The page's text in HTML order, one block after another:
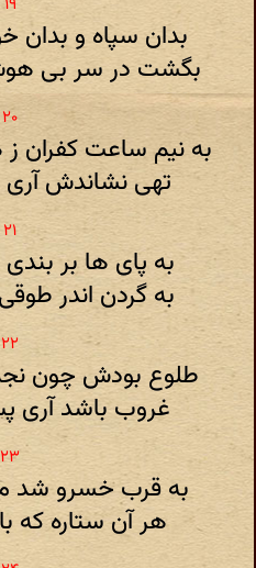
بدان سپاه و بدان
بگشت در سر بی
به نیم ساعت
تهی نشاندش آری
به پای ها بر
به گردن اندر
طلوع بودش چون
غروب باشد آری
به قرب خسرو شد
هر آن ستاره که